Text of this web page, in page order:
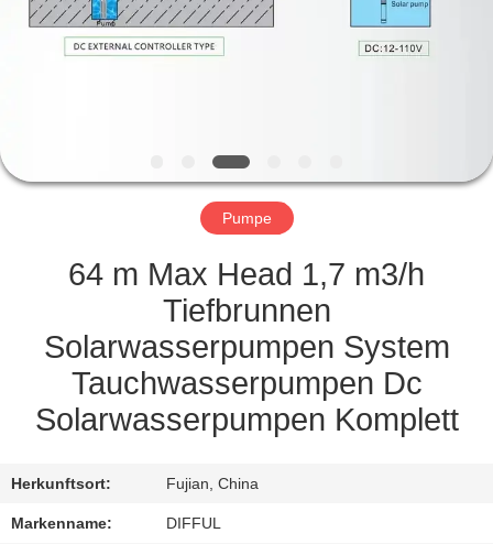
FABRIK
TOUR
REFERENZEN
SITEMAP
PRIVACY
POLICY
Pumpe
64 m Max Head 1,7 m3/h
Tiefbrunnen
Solarwasserpumpen System
Tauchwasserpumpen Dc
Solarwasserpumpen Komplett
Herkunftsort: Fujian, China
Markenname: DIFFUL